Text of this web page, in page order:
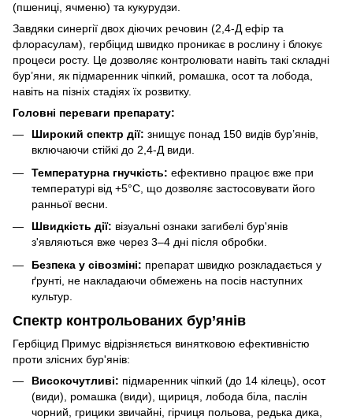
(пшениці, ячменю) та кукурудзи.
Завдяки синергії двох діючих речовин (2,4-Д ефір та
флорасулам), гербіцид швидко проникає в рослину і блокує
процеси росту. Це дозволяє контролювати навіть такі складні
бур’яни, як підмаренник чіпкий, ромашка, осот та лобода,
навіть на пізніх стадіях їх розвитку.
Головні переваги препарату:
Широкий спектр дії: знищує понад 150 видів бур’янів,
включаючи стійкі до 2,4-Д види.
Температурна гнучкість: ефективно працює вже при
температурі від +5°C, що дозволяє застосовувати його
ранньої весни.
Швидкість дії: візуальні ознаки загибелі бур'янів
з'являються вже через 3–4 дні після обробки.
Безпека у сівозміні: препарат швидко розкладається у
ґрунті, не накладаючи обмежень на посів наступних
культур.
Спектр контрольованих бур’янів
Гербіцид Примус відрізняється винятковою ефективністю
проти злісних бур'янів:
Високочутливі: підмаренник чіпкий (до 14 кілець), осот
(види), ромашка (види), щириця, лобода біла, паслін
чорний, грицики звичайні, гірчиця польова, редька дика,